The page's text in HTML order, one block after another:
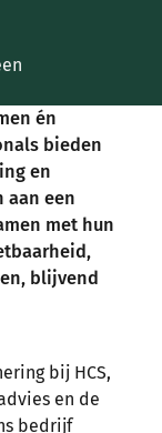
én
bieden
en
aan een
met hun
blijvend
bij HCS,
en de
bedrijf